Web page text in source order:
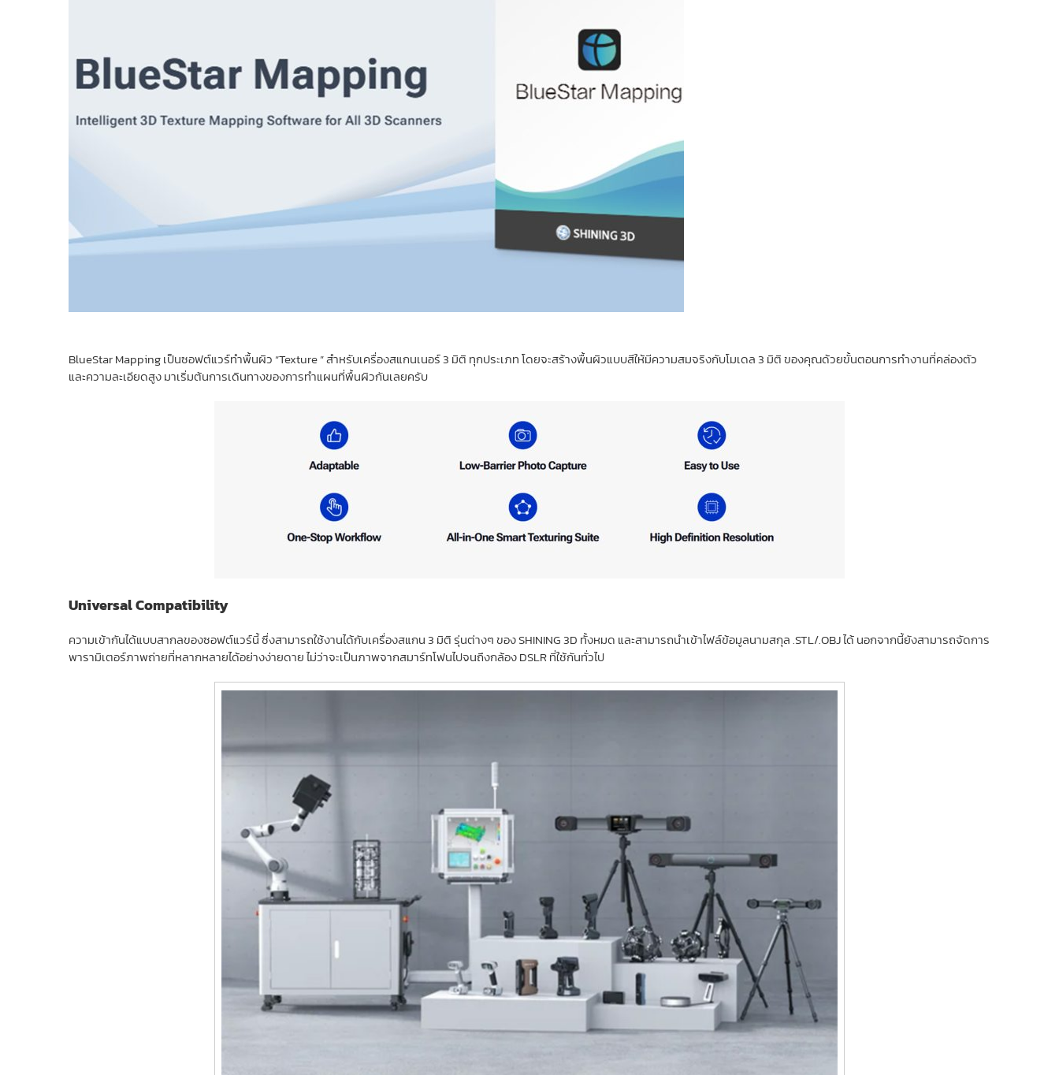
BlueStar Mapping เป็นซอฟต์แวร์ทำพื้นผิว “Texture ” สำหรับเครื่องสแกนเนอร์ 3 มิติ ทุกประเภท โดยจะสร้างพื้นผิวแบบสีให้มีความสมจริงกับโมเดล 3 มิติ ของคุณด้วยขั้นตอนการทำงานที่คล่องตัว
และความละเอียดสูง มาเริ่มต้นการเดินทางของการทำแผนที่พื้นผิวกันเลยครับ
Universal Compatibility
ความเข้ากันได้แบบสากลของซอฟต์แวร์นี้ ซึ่งสามารถใช้งานได้กับเครื่องสแกน 3 มิติ รุ่นต่างๆ ของ SHINING 3D ทั้งหมด และสามารถนำเข้าไฟล์ข้อมูลนามสกุล .STL/.OBJ ได้ นอกจากนี้ยังสามารถจัดการ
พารามิเตอร์ภาพถ่ายที่หลากหลายได้อย่างง่ายดาย ไม่ว่าจะเป็นภาพจากสมาร์ทโฟนไปจนถึงกล้อง DSLR ที่ใช้กันทั่วไป